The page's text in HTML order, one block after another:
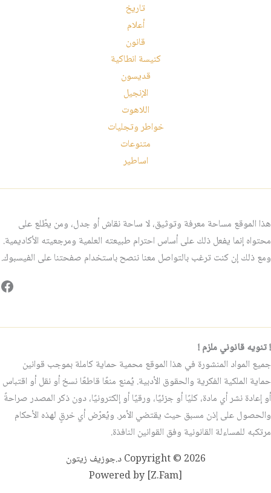
تاريخ
أعلام
قانون
كنيسة انطاكية
قديسون
الإنجيل
اللاهوت
خواطر وتجليات
متنوعات
اساطير
هذا الموقع مساحة معرفة وتوثيق، لا ساحة نقاش أو جدل، ومن يطّلع على
محتواه إنما يفعل ذلك على أساس احترام طبيعته العلمية ومرجعيته الأكاديمية.
ومع ذلك إن كنت ترغب بالتواصل معنا ننصح باستخدام صفحتنا على الفيسبوك.
! تنويه قانوني ملزم !
جميع المواد المنشورة في هذا الموقع محمية حماية كاملة بموجب قوانين
حماية الملكية الفكرية والحقوق الأدبية. يُمنع منعًا قاطعًا نسخ أو نقل أو اقتباس
أو إعادة نشر أي مادة، كليًا أو جزئيًا، ورقيًا أو إلكترونيًا، دون ذكر المصدر صراحةً
والحصول على إذن مسبق حيث يقتضي الأمر. ويُعرّض أي خرقٍ لهذه الأحكام
مرتكبه للمساءلة القانونية وفق القوانين النافذة.
Copyright © 2026 د.جوزيف زيتون
Powered by [Z.Fam]